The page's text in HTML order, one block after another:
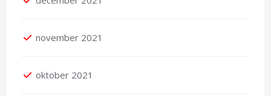
november 2021
oktober 2021